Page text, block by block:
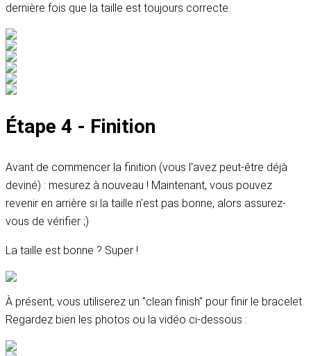
dernière fois que la taille est toujours correcte.
Étape 4 - Finition
Avant de commencer la finition (vous l'avez peut-être déjà
deviné) : mesurez à nouveau ! Maintenant, vous pouvez
revenir en arrière si la taille n'est pas bonne, alors assurez-
vous de vérifier ;)
La taille est bonne ? Super !
À présent, vous utiliserez un "clean finish" pour finir le bracelet.
Regardez bien les photos ou la vidéo ci-dessous :